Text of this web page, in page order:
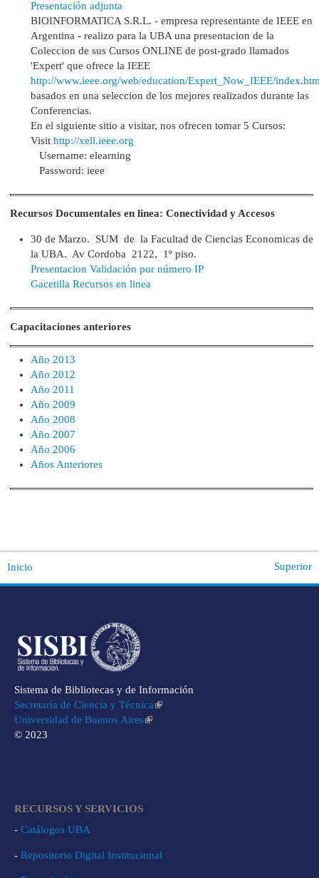
Presentación adjunta
BIOINFORMATICA S.R.L. - empresa representante de IEEE en
Argentina - realizo para la UBA una presentacion de la
Coleccion de sus Cursos ONLINE de post-grado llamados
'Expert' que ofrece la IEEE
http://www.ieee.org/web/education/Expert_Now_IEEE/
basados en una seleccion de los mejores realizados durante las
Conferencias.
En el siguiente sitio a visitar, nos ofrecen tomar 5 Cursos:
Visit http://xell.ieee.org
Username: elearning
Password: ieee
Recursos Documentales en linea: Conectividad y Accesos
30 de Marzo. SUM de la Facultad de Ciencias Economicas de
la UBA. Av Cordoba 2122, 1º piso.
Presentacion Validación por número IP
Gacetilla Recursos en linea
Capacitaciones anteriores
Año 2013
Año 2012
Año 2011
Año 2009
Año 2008
Año 2007
Año 2006
Años Anteriores
Inicio Superior
Sistema de Bibliotecas y de Información
Secretaría de Ciencia y Técnica
Universidad de Buenos Aires
© 2023
RECURSOS Y SERVICIOS
- Catálogos UBA
- Repositorio Digital Institucional